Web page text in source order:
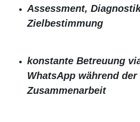
Assessment,
Zielbestimmung
konstante Betreuung
WhatsApp während der
Zusammenarbeit